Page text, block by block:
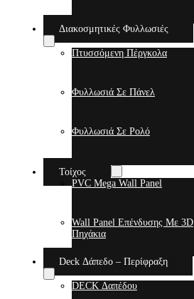
Διακοσμητικές Φυλλωσιές
Πτυσσόμενη Πέργκολα
Φυλλωσιά Σε Πάνελ
Φυλλωσιά Σε Ρολό
Τοίχος
PVC Mega Wall Panel
Wall Panel Επένδυσης Με 3D
Πηχάκια
Deck Δάπεδο – Περίφραξη
DECK Δαπέδου